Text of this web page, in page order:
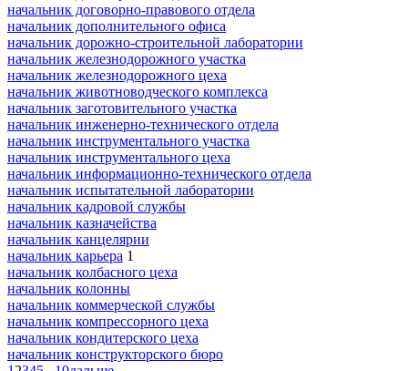
начальник договорно-правового отдела
начальник дополнительного офиса
начальник дорожно-строительной лаборатории
начальник железнодорожного участка
начальник железнодорожного цеха
начальник животноводческого комплекса
начальник заготовительного участка
начальник инженерно-технического отдела
начальник инструментального участка
начальник инструментального цеха
начальник информационно-технического отдела
начальник испытательной лаборатории
начальник кадровой службы
начальник казначейства
начальник канцелярии
начальник карьера 1
начальник колбасного цеха
начальник колонны
начальник коммерческой службы
начальник компрессорного цеха
начальник кондитерского цеха
начальник конструкторского бюро